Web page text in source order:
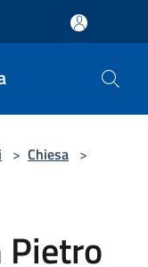
> Chiesa >
Pietro